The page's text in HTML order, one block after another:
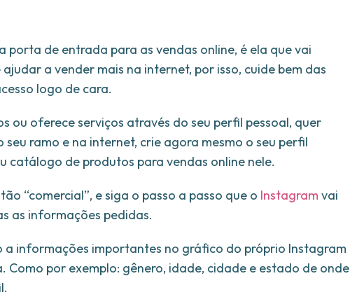
porta de entrada para as vendas online, é ela que vai
a vender mais na internet, por isso, cuide bem das
logo de cara.
ou oferece serviços através do seu perfil pessoal, quer
seu ramo e na internet, crie agora mesmo o seu perfil
catálogo de produtos para vendas online nele.
“comercial”, e siga o passo a passo que o Instagram vai
as informações pedidas.
a informações importantes no gráfico do próprio Instagram
Como por exemplo: gênero, idade, cidade e estado de onde